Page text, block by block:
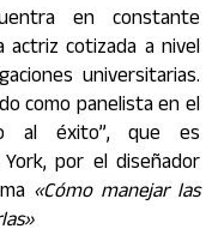
en constante
actriz cotizada a nivel
universitarias.
como panelista en el
al éxito”, que es
por el diseñador
«Cómo manejar las